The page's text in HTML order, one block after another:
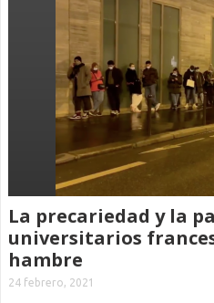
La precariedad y la
universitarios
hambre
24 febrero, 2021